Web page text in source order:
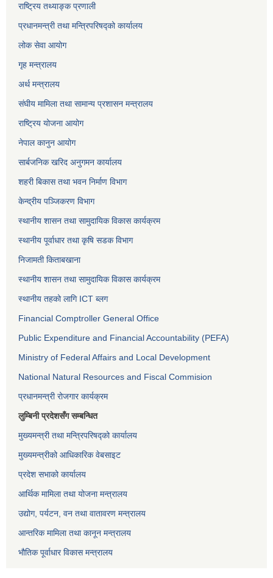
राष्ट्रिय तथ्याङ्क प्रणाली
प्रधानमन्त्री तथा मन्त्रिपरिषद्को कार्यालय
लोक सेवाआयोग
गृह मन्त्रालय
अर्थ मन्त्रालय
संघीय मामिला तथा सामान्य प्रशासन मन्त्रालय
राष्ट्रिय योजना आयोग
नेपाल कानुन आयोग
सार्बजनिक खरिद अनुगमन कार्यालय
शहरी बिकास तथा भवन निर्माण विभाग
केन्द्रीय पञ्जिकरण विभाग
स्थानीय शासन तथा सामुदायिक विकास कार्यक्रम
स्थानीय पूर्वाधार तथा कृषि सडक विभाग
निजामती किताबखाना
स्थानीय शासन तथा सामुदायिक विकास कार्यक्रम
स्थानीय तहको लागि ICT ब्लग
Financial Comptroller General Office
Public Expenditure and Financial Accountability (PEFA)
Ministry of Federal Affairs and Local Development
National Natural Resources and Fiscal Commision
प्रधानमन्त्री रोजगार कार्यक्रम
लुम्बिनी प्रदेशसँग सम्बन्धित
मुख्यमन्त्री तथा मन्त्रिपरिषद्को कार्यालय
मुख्यमन्त्रीको आधिकारिक वेबसाइट
प्रदेश सभाको कार्यालय
आर्थिक मामिला तथा योजना मन्त्रालय
उद्योग, पर्यटन, वन तथा वातावरण मन्त्रालय
आन्तरिक मामिला तथा कानून मन्त्रालय
भौतिक पूर्वाधार विकास मन्त्रालय